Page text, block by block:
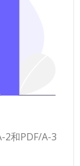
2和PDF/A-3